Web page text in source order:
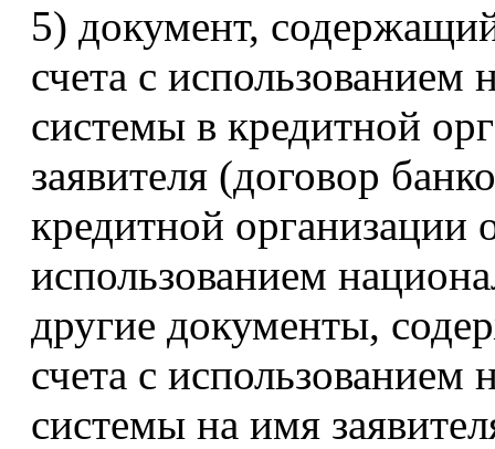
5) документ,
счета с
системы в кредитной
заявителя (договор
кредитной организации
использованием
другие документы,
счета с
системы на имя